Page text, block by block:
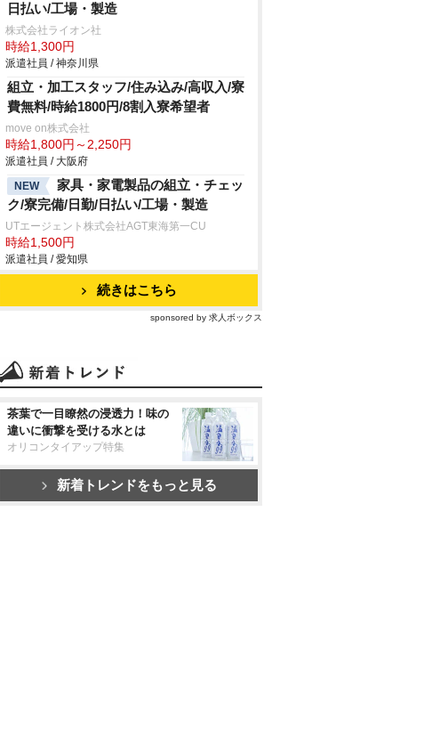
日払い/工場・製造
株式会社ライオン社
時給1,300円
派遣社員 / 神奈川県
組立・加工スタッフ/住み込み/高収入/寮
費無料/時給1800円/8割入寮希望者
move on株式会社
時給1,800円～2,250円
派遣社員 / 大阪府
NEW
家具・家電製品の組立・チェッ
ク/寮完備/日勤/日払い/工場・製造
UTエージェント株式会社AGT東海第一CU
時給1,500円
派遣社員 / 愛知県
続きはこちら
sponsored by 求人ボックス
茶葉で一目瞭然の浸透力！味の
違いに衝撃を受ける水とは
オリコンタイアップ特集
新着トレンドをもっと見る